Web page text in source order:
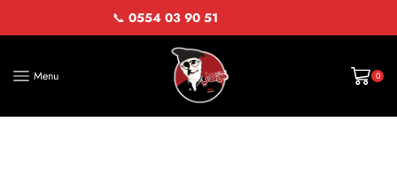
📞 0554 03 90 51
Menu 0